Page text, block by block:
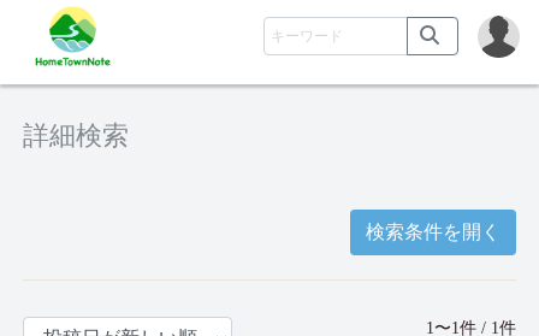
詳細検索
検索条件を開く
1〜1件 / 1件